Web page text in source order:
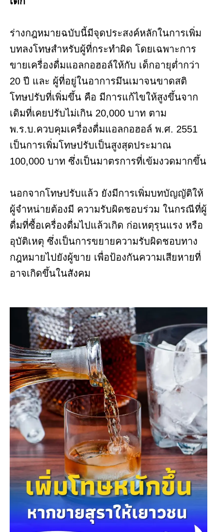
ร่างกฎหมายฉบับนี้มีจุดประสงค์หลักในการเพิ่ม
บทลงโทษสำหรับผู้ที่กระทำผิด โดยเฉพาะการ
ขายเครื่องดื่มแอลกอฮอล์ให้กับ เด็กอายุต่ำกว่า
20 ปี และ ผู้ที่อยู่ในอาการมึนเมาจนขาดสติ
โทษปรับที่เพิ่มขึ้น คือ มีการแก้ไขให้สูงขึ้นจาก
เดิมที่เคยปรับไม่เกิน 20,000 บาท ตาม
พ.ร.บ.ควบคุมเครื่องดื่มแอลกอฮอล์ พ.ศ. 2551
เป็นการเพิ่มโทษปรับเป็นสูงสุดประมาณ
100,000 บาท ซึ่งเป็นมาตรการที่เข้มงวดมากขึ้น
นอกจากโทษปรับแล้ว ยังมีการเพิ่มบทบัญญัติให้
ผู้จำหน่ายต้องมี ความรับผิดชอบร่วม ในกรณีที่ผู้
ดื่มที่ซื้อเครื่องดื่มไปแล้วเกิด ก่อเหตุรุนแรง หรือ
อุบัติเหตุ ซึ่งเป็นการขยายความรับผิดชอบทาง
กฎหมายไปยังผู้ขาย เพื่อป้องกันความเสียหายที่
อาจเกิดขึ้นในสังคม